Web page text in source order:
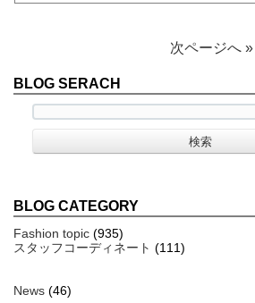
次ページへ »
BLOG SERACH
BLOG CATEGORY
Fashion topic (935)
スタッフコーディネート (111)
News (46)